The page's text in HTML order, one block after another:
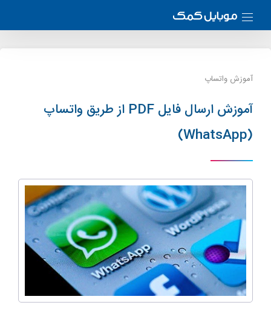
آموزش واتساپ
آموزش ارسال فایل PDF از طریق واتساپ
(WhatsApp)